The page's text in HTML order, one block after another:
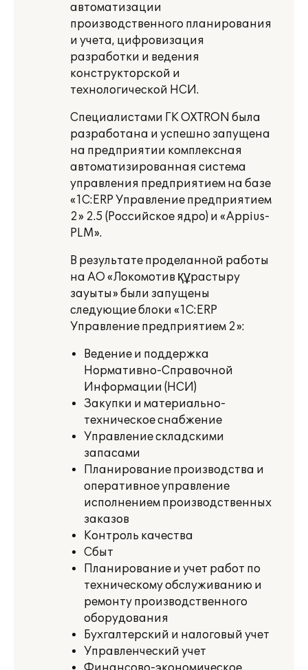
автоматизации
производственного планирования
и учета, цифровизация
разработки и ведения
конструкторской и
технологической НСИ.
Специалистами ГКOXTRON была
разработана и успешно запущена
на предприятии комплексная
автоматизированная система
управления предприятием на базе
«1С:ERP Управление предприятием
2» 2.5 (Российское ядро) и «Appius-
PLM».
В результате проделанной работы
на АО «Локомотив құрастыру
зауыты» были запущены
следующие блоки «1С:ERP
Управление предприятием 2»:
Ведение и поддержка
Нормативно-Справочной
Информации (НСИ)
Закупки и материально-
техническое снабжение
Управление складскими
запасами
Планирование производства и
оперативное управление
исполнением производственных
заказов
Контроль качества
Сбыт
Планирование и учет работ по
техническому обслуживанию и
ремонту производственного
оборудования
Бухгалтерский и налоговый учет
Управленческий учет